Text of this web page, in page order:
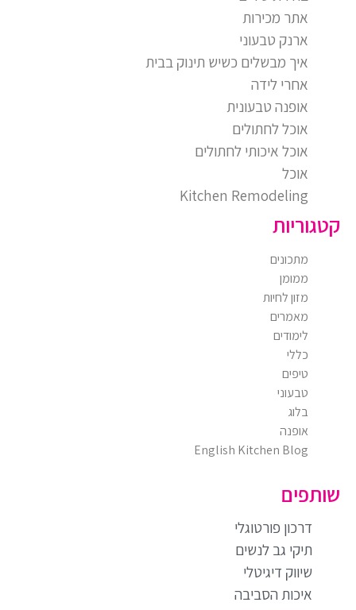
אתר מכירות
ארנק טבעוני
איך מבשלים כשיש תינוק בבית
אחרי לידה
אופנה טבעונית
אוכל לחתולים
אוכל איכותי לחתולים
אוכל
Kitchen Remodeling
קטגוריות
מתכונים
ממומן
מזון לחיות
מאמרים
לימודים
כללי
טיפים
טבעוני
בלוג
אופנה
English Kitchen Blog
שותפים
דרכון פורטוגלי
תיקי גב לנשים
שיווק דיגיטלי
איכות הסביבה